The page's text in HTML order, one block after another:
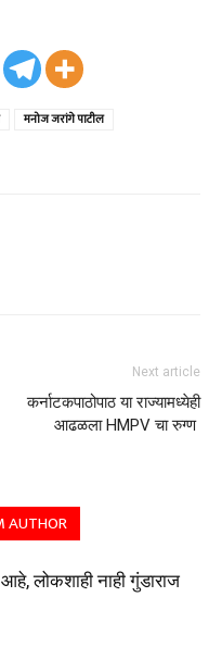
मनोज जरांगे पाटील
Next article
कर्नाटकपाठोपाठ या राज्यामध्येही
आढळला HMPV चा रुग्ण
AUTHOR
आहे, लोकशाही नाही गुंडाराज